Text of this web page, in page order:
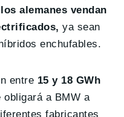
alemanes vendan
ya sean
enchufables.
entre 15 y 18 GWh
obligará a BMW a
fabricantes